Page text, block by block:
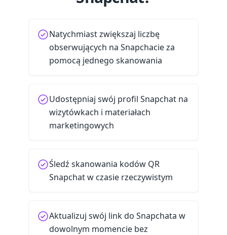
Natychmiast zwiększaj liczbę
obserwujących na Snapchacie za
pomocą jednego skanowania
Udostępniaj swój profil Snapchat na
wizytówkach i materiałach
marketingowych
Śledź skanowania kodów QR
Snapchat w czasie rzeczywistym
Aktualizuj swój link do Snapchata w
dowolnym momencie bez